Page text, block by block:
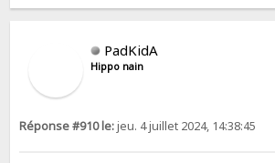
PadKidA
Hippo nain
Réponse #910 le:jeu. 4 juillet 2024, 14:38:45